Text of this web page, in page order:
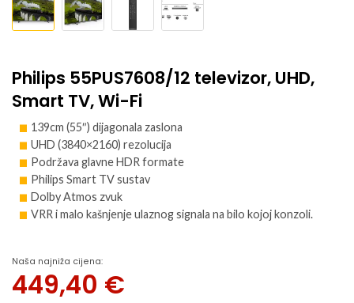
Philips 55PUS7608/12 televizor, UHD,
Smart TV, Wi-Fi
139cm (55″) dijagonala zaslona
UHD (3840×2160) rezolucija
Podržava glavne HDR formate
Philips Smart TV sustav
Dolby Atmos zvuk
VRR i malo kašnjenje ulaznog signala na bilo kojoj konzoli.
Naša najniža cijena:
449,40 €